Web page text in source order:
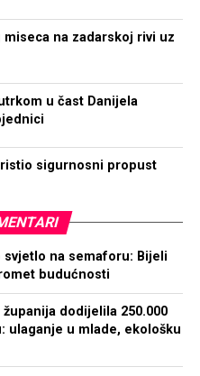
miseca na zadarskoj rivi uz
u čast Danijela
sigurnosni propust
na semaforu: Bijeli
budućnosti
županija dodijelila 250.000
ulaganje u mlade, ekološku